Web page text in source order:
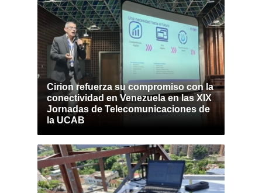
Cirion refuerza su compromiso con la
conectividad en Venezuela en las XIX
Jornadas de Telecomunicaciones de
la UCAB